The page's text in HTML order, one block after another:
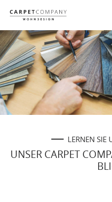
LERNEN SIE
UNSER CARPET